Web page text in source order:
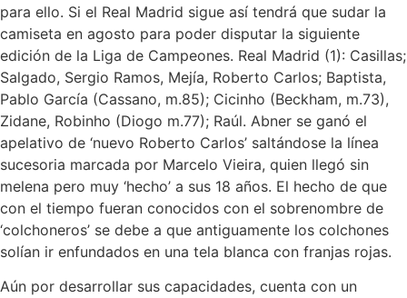
para ello. Si el Real Madrid sigue así tendrá que sudar la
camiseta en agosto para poder disputar la siguiente
edición de la Liga de Campeones. Real Madrid (1): Casillas;
Salgado, Sergio Ramos, Mejía, Roberto Carlos; Baptista,
Pablo García (Cassano, m.85); Cicinho (Beckham, m.73),
Zidane, Robinho (Diogo m.77); Raúl. Abner se ganó el
apelativo de ‘nuevo Roberto Carlos’ saltándose la línea
sucesoria marcada por Marcelo Vieira, quien llegó sin
melena pero muy ‘hecho’ a sus 18 años. El hecho de que
con el tiempo fueran conocidos con el sobrenombre de
‘colchoneros’ se debe a que antiguamente los colchones
solían ir enfundados en una tela blanca con franjas rojas.
Aún por desarrollar sus capacidades, cuenta con un